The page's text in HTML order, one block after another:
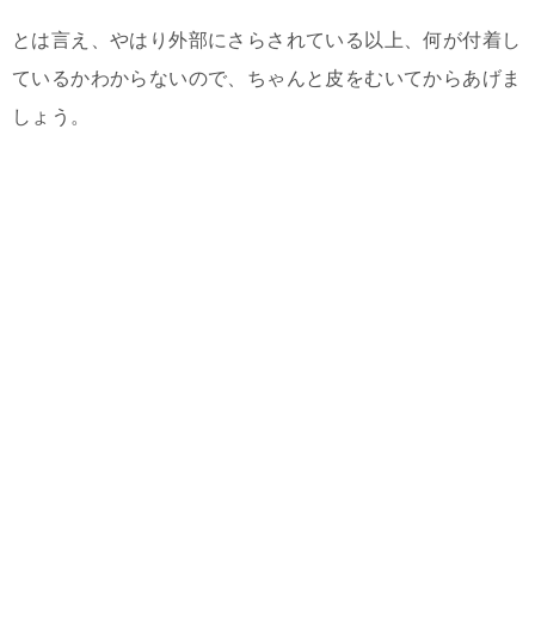
とは言え、やはり外部にさらされている以上、何が付着し
ているかわからないので、ちゃんと皮をむいてからあげま
しょう。